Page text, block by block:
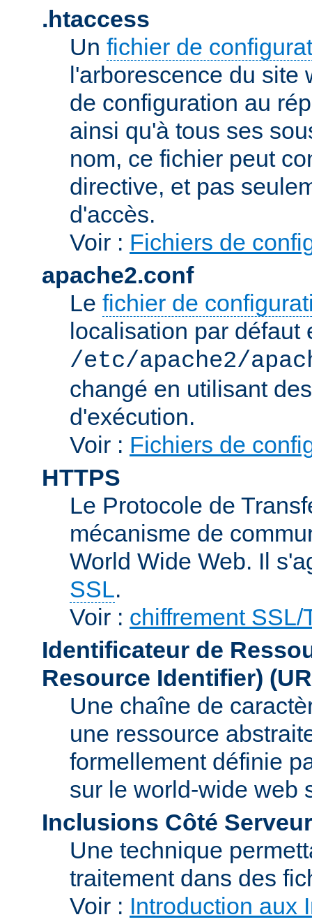
.htaccess
Un fichier de
l'arborescence du
de configuration au
ainsi qu'à tous ses
nom, ce fichier peut
directive, et pas
d'accès.
Voir : Fichiers de
apache2.conf
Le fichier de
localisation par défaut
/etc/apache2/
changé en utilisant
d'exécution.
Voir : Fichiers de
HTTPS
Le Protocole de
mécanisme de
World Wide Web. Il
SSL.
Voir : chiffrement SSL/
Identificateur de
Resource Identifier)
Une chaîne de
une ressource
formellement définie
sur le world-wide web
Inclusions Côté
Une technique
traitement dans des
Voir : Introduction aux